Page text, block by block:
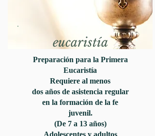
eucaristía
Preparación para la Primera
Eucaristía
Requiere al menos
dos años de asistencia regular
en la formación de la fe
juvenil.
(De 7 a 13 años)
Adolescentes y adultos